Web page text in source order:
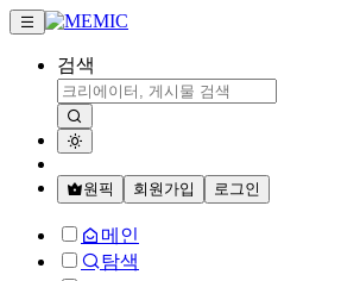
검색
원픽 회원가입 로그인
메인
탐색